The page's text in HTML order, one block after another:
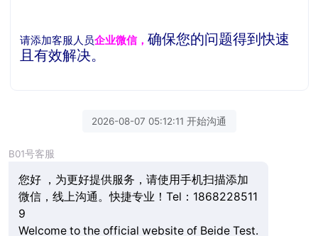
请添加客服人员企业微信，确保您的问题得到快速
且有效解决。
2026-08-07 05:12:11 开始沟通
B01号客服
您好 ，为更好提供服务，请使用手机扫描添加
微信，线上沟通。快捷专业！Tel：1868228511
9
Welcome to the official website of Beide Test.